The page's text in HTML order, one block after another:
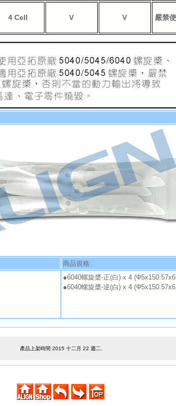
4 Cell V V 嚴禁
商品規格:
●6040螺旋槳-正(白) x 4
●6040螺旋槳-逆(白) x 4
產品上架時間 2015 十二月 22 週二.